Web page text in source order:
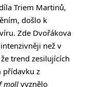
Triem Martinů,
došlo k
Zde Dvořákova
než v
trend zesilujících
přídavku z
mollvyznělo